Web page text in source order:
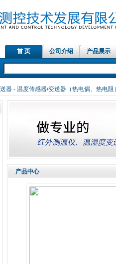
首 页 公司介绍 产品展示
器- 温度传感器/变送器（热电偶、热电阻
产品中心